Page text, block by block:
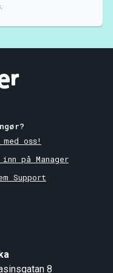
oss!
inn på Manager
Support
8